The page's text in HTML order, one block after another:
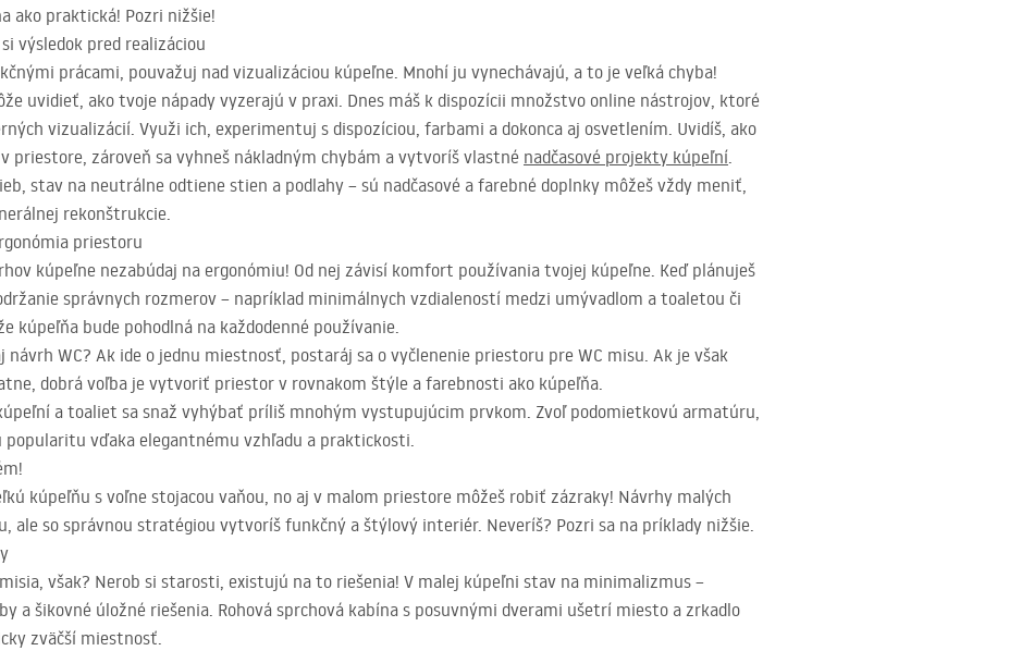
ako praktická! Pozri nižšie!
výsledok pred realizáciou
prácami, pouvažuj nad vizualizáciou kúpeľne. Mnohí ju vynechávajú, a to je veľká chyba!
uvidieť, ako tvoje nápady vyzerajú v praxi. Dnes máš k dispozícii množstvo online nástrojov, ktoré
vizualizácií. Využi ich, experimentuj s dispozíciou, farbami a dokonca aj osvetlením. Uvidíš, ako
priestore, zároveň sa vyhneš nákladným chybám a vytvoríš vlastné nadčasové projekty kúpeľní.
stav na neutrálne odtiene stien a podlahy – sú nadčasové a farebné doplnky môžeš vždy meniť,
rekonštrukcie.
priestoru
kúpeľne nezabúdaj na ergonómiu! Od nej závisí komfort používania tvojej kúpeľne. Keď plánuješ
správnych rozmerov – napríklad minimálnych vzdialeností medzi umývadlom a toaletou či
kúpeľňa bude pohodlná na každodenné používanie.
návrh WC? Ak ide o jednu miestnosť, postaráj sa o vyčlenenie priestoru pre WC misu. Ak je však
dobrá voľba je vytvoriť priestor v rovnakom štýle a farebnosti ako kúpeľňa.
a toaliet sa snaž vyhýbať príliš mnohým vystupujúcim prvkom. Zvoľ podomietkovú armatúru,
popularitu vďaka elegantnému vzhľadu a praktickosti.
kúpeľňu s voľne stojacou vaňou, no aj v malom priestore môžeš robiť zázraky! Návrhy malých
ale so správnou stratégiou vytvoríš funkčný a štýlový interiér. Neveríš? Pozri sa na príklady nižšie.
však? Nerob si starosti, existujú na to riešenia! V malej kúpeľni stav na minimalizmus –
a šikovné úložné riešenia. Rohová sprchová kabína s posuvnými dverami ušetrí miesto a zrkadlo
zväčší miestnosť.